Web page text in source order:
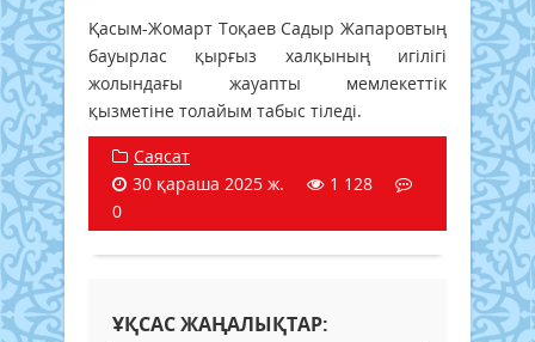
Қасым-Жомарт Тоқаев Садыр Жапаровтың
бауырлас қырғыз халқының игілігі
жолындағы жауапты мемлекеттік
қызметіне толайым табыс тіледі.
Саясат
30 қараша 2025 ж.
1 128
0
ҰҚСАС ЖАҢАЛЫҚТАР: